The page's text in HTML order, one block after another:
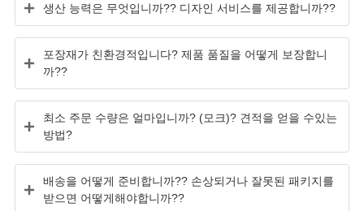
생산 능력은 무엇입니까?? 디자인 서비스를 제공합니까??
포장재가 친환경적입니다? 제품 품질을 어떻게 보장합니
까??
최소 주문 수량은 얼마입니까? (모크)? 견적을 얻을 수있는
방법?
배송을 어떻게 준비합니까?? 손상되거나 잘못된 패키지를
받으면 어떻게해야합니까??